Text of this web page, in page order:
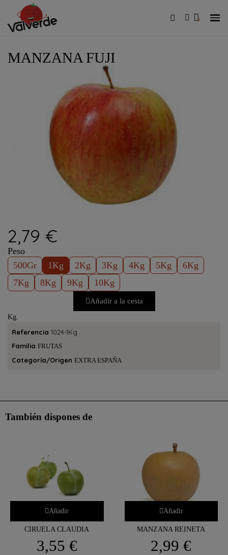
MANZANA FUJI
2,79 €
Peso
500Gr
1Kg 2Kg 3Kg 4Kg 5Kg
6Kg
7Kg
8Kg 9Kg 10Kg
Añadir a la cesta
Kg.
Referencia 1024-1Kg
Familia FRUTAS
Categoría/Origen EXTRA ESPAÑA
También dispones de
Añadir
CIRUELA CLAUDIA
3,55 €
Añadir
MANZANA REINETA
2,99 €